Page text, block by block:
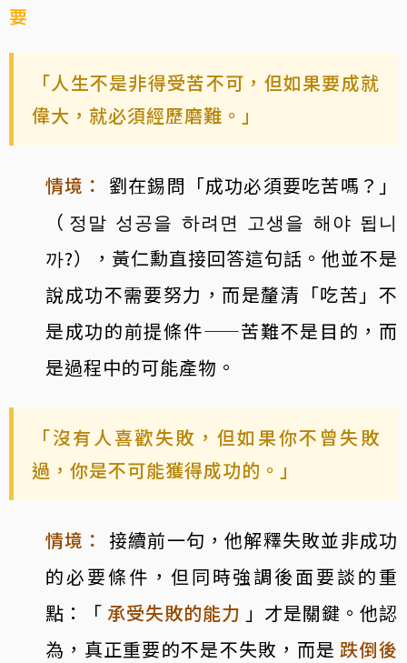
要
「人生不是非得受苦不可，但如果要成就
偉大，就必須經歷磨難。」
情境： 劉在錫問「成功必須要吃苦嗎？」
（정말 성공을 하려면 고생을 해야 됩니
까?），黃仁勳直接回答這句話。他並不是
說成功不需要努力，而是釐清「吃苦」不
是成功的前提條件——苦難不是目的，而
是過程中的可能產物。
「沒有人喜歡失敗，但如果你不曾失敗
過，你是不可能獲得成功的。」
情境： 接續前一句，他解釋失敗並非成功
的必要條件，但同時強調後面要談的重
點：「 承受失敗的能力 」才是關鍵。他認
為，真正重要的不是不失敗，而是 跌倒後